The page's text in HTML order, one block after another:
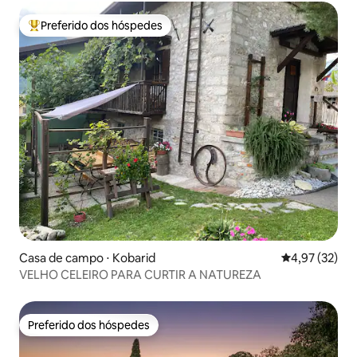
Entre os melhores preferidos dos hóspedes
Preferido dos hóspedes
Casa de campo ⋅ Kobarid 4,97 de uma
4,97 (32)
VELHO CELEIRO PARA CURTIR A NATUREZA
Preferido dos hóspedes
Preferido dos hóspedes